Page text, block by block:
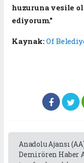
huzuruna vesile
ediyorum."
Kaynak:Of
Anadolu Ajansı
Demirören Haber